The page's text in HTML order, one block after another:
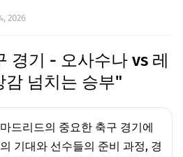
2026
경기 - 오사수나 vs 레
감 넘치는 승부"
드리드의 중요한 축구 경기에
기대와 선수들의 준비 과정, 경